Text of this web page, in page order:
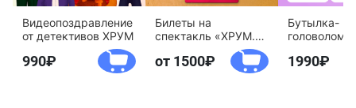
Видеопоздравление
от детективов ХРУМ
990
Билеты на
спектакль «ХРУМ.
Осторожно, Чудо-
Юдо!»
от 1500
Бутылка-
агентство
1990